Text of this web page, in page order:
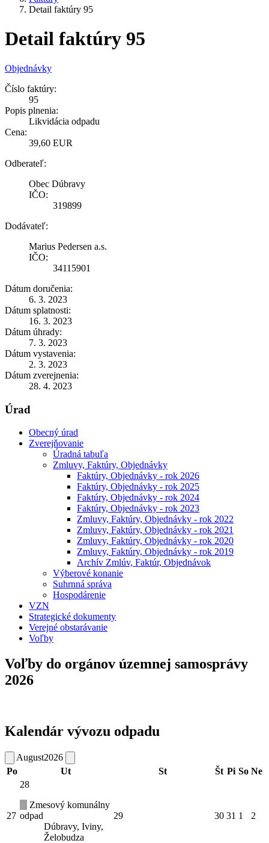
Detail faktúry 95
Detail faktúry 95
Objednávky
Číslo faktúry:
95
Popis plnenia:
Likvidácia odpadu
Cena:
39,60 EUR
Odberateľ:
Obec Dúbravy
IČO:
319899
Dodávateľ:
Marius Pedersen a.s.
IČO:
34115901
Dátum doručenia:
6. 3. 2023
Dátum splatnosti:
16. 3. 2023
Dátum úhrady:
7. 3. 2023
Dátum vystavenia:
2. 3. 2023
Dátum zverejnenia:
28. 4. 2023
Úrad
Obecný úrad
Zverejňovanie
Úradná tabuľa
Zmluvy, Faktúry, Objednávky
Faktúry, Objednávky - rok 2026
Faktúry, Objednávky - rok 2025
Faktúry, Objednávky - rok 2024
Faktúry, Objednávky - rok 2023
Zmluvy, Faktúry, Objednávky - rok 2022
Zmluvy, Faktúry, Objednávky - rok 2021
Zmluvy, Faktúry, Objednávky - rok 2020
Zmluvy, Faktúry, Objednávky - rok 2019
Archív Zmlúv, Faktúr, Objednávok
Výberové konanie
Suhrnná správa
Hospodárenie
VZN
Strategické dokumenty
Verejné obstarávanie
Voľby
Voľby do orgánov územnej samosprávy
2026
Kalendár vývozu odpadu
August2026
Po
Ut St Št Pi So Ne
27
28
Zmesový komunálny
odpad
Dúbravy, Iviny,
Želobudza
29 30 31 1 2